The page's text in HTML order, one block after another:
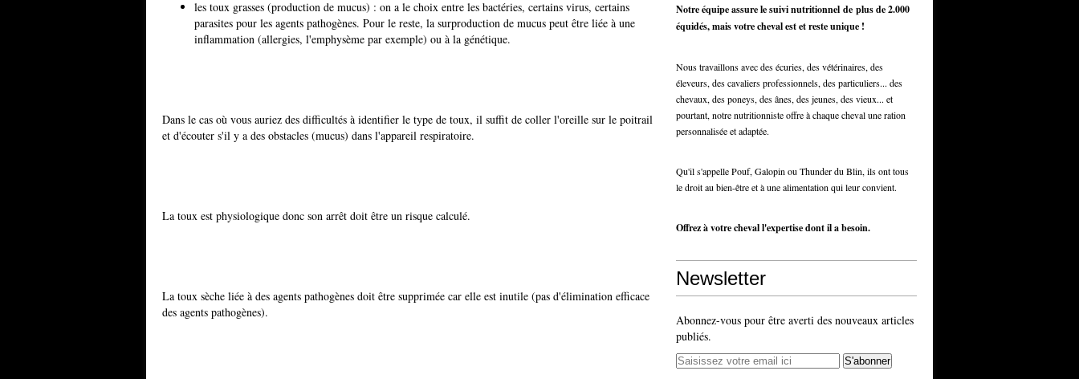
les toux grasses (production de mucus) : on a le choix entre les bactéries, certains virus, certains
parasites pour les agents pathogènes. Pour le reste, la surproduction de mucus peut être liée à une
inflammation (allergies, l'emphysème par exemple) ou à la génétique.
Dans le cas où vous auriez des difficultés à identifier le type de toux, il suffit de coller l'oreille sur le poitrail
et d'écouter s'il y a des obstacles (mucus) dans l'appareil respiratoire.
La toux est physiologique donc son arrêt doit être un risque calculé.
La toux sèche liée à des agents pathogènes doit être supprimée car elle est inutile (pas d'élimination efficace
des agents pathogènes).
Notre équipe assure le suivi nutritionnel de plus de 2.000
équidés, mais votre cheval est et reste unique !
Nous travaillons avec des écuries, des vétérinaires, des
éleveurs, des cavaliers professionnels, des particuliers... des
chevaux, des poneys, des ânes, des jeunes, des vieux... et
pourtant, notre nutritionniste offre à chaque cheval une ration
personnalisée et adaptée.
Qu'il s'appelle Pouf, Galopin ou Thunder du Blin, ils ont tous
le droit au bien-être et à une alimentation qui leur convient.
Offrez à votre cheval l'expertise dont il a besoin.
Newsletter
Abonnez-vous pour être averti des nouveaux articles
publiés.